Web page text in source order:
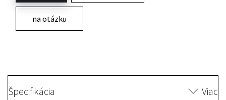
na otázku
Špecifikácia Viac